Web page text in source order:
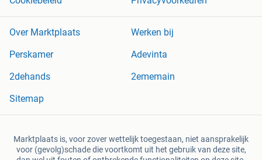
Over Marktplaats
Werken bij
Perskamer
Adevinta
2dehands
2ememain
Sitemap
Marktplaats is, voor zover wettelijk toegestaan, niet aansprakelijk
voor (gevolg)schade die voortkomt uit het gebruik van deze site,